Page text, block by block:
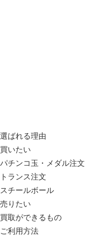
選ばれる理由
買いたい
パチンコ玉・メダル注文
トランス注文
スチールボール
売りたい
買取ができるもの
ご利用方法